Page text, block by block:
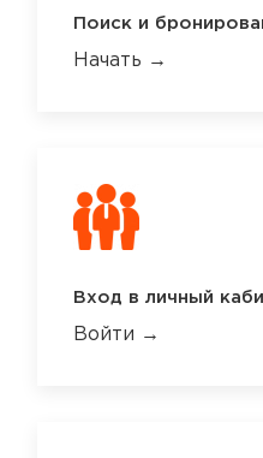
Поиск и
Начать →
Вход в личный
Войти →